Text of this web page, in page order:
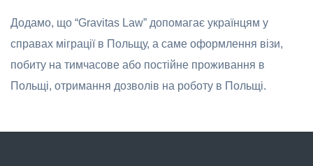
Додамо, що “Gravitas Law” допомагає українцям у
справах міграції в Польщу, а саме оформлення візи,
побиту на тимчасове або постійне проживання в
Польщі, отримання дозволів на роботу в Польщі.